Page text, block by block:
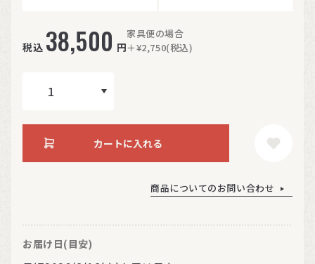
税込 38,500 円
家具便の場合
＋¥2,750(税込)
カートに入れる
商品についてのお問い合わせ
お届け日(目安)